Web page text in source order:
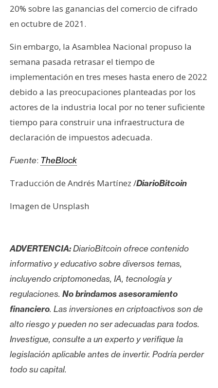
t
a
d
e
P
r
n
s
a
e
a
R
e
c
u
s
o
s
C
20% sobre las ganancias del comercio de cifrado
en octubre de 2021.
Sin embargo, la Asamblea Nacional propuso la
semana pasada retrasar el tiempo de
implementación en tres meses hasta enero de 2022
debido a las preocupaciones planteadas por los
actores de la industria local por no tener suficiente
tiempo para construir una infraestructura de
declaración de impuestos adecuada.
Fuente: TheBlock
Traducción de Andrés Martínez /DiarioBitcoin
Imagen de Unsplash
ADVERTENCIA:DiarioBitcoin ofrece contenido
informativo y educativo sobre diversos temas,
incluyendo criptomonedas, IA, tecnología y
regulaciones. No brindamos asesoramiento
financiero. Las inversiones en criptoactivos son de
alto riesgo y pueden no ser adecuadas para todos.
Investigue, consulte a un experto y verifique la
legislación aplicable antes de invertir. Podría perder
todo su capital.